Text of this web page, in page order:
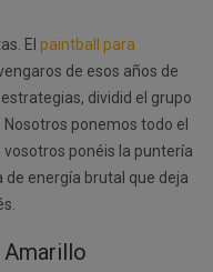
El paintball para
de esos años de
dividid el grupo
ponemos todo el
ponéis la puntería
de energía brutal que deja